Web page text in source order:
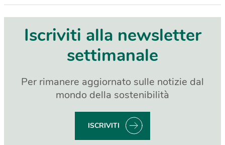
Iscriviti alla newsletter
settimanale
Per rimanere aggiornato sulle notizie dal
mondo della sostenibilità
ISCRIVITI